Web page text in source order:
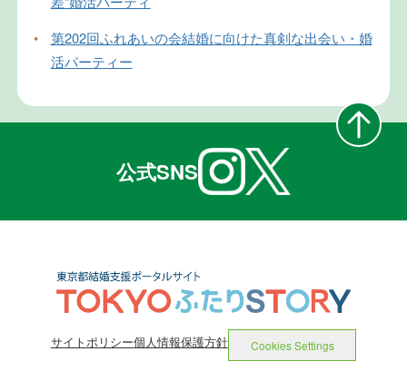
•
第202回ふれあいの会結婚に向けた真剣な出会い・婚
活パーティー
公式SNS
サイトポリシー個人情報保護方針 Cookies Settings